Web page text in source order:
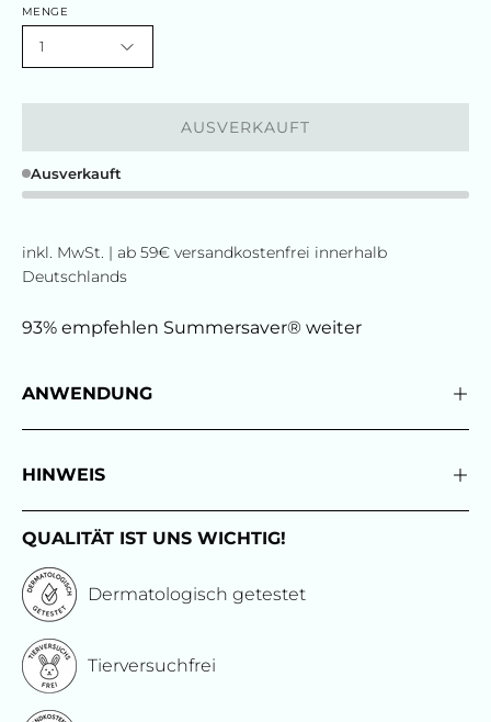
MENGE
1
AUSVERKAUFT
Ausverkauft
inkl. MwSt. | ab 59€ versandkostenfrei innerhalb
Deutschlands
93% empfehlen Summersaver® weiter
ANWENDUNG
HINWEIS
QUALITÄT IST UNS WICHTIG!
Dermatologisch getestet
Tierversuchfrei